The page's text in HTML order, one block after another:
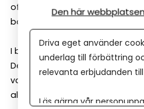
ofta också på dig som ägare
borgen och andra säkerheter).
I båda fallen gör banken en
Det är normalt – och inget
vara smart att jämföra fler
alternativ.
Den här
Driva eget använder
underlag till förbättring
relevanta erbjudanden till
Läs gärna vår